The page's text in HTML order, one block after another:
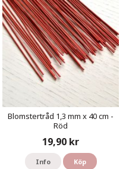
Blomstertråd 1,3 mm x 40 cm -
Röd
19,90 kr
Info Köp